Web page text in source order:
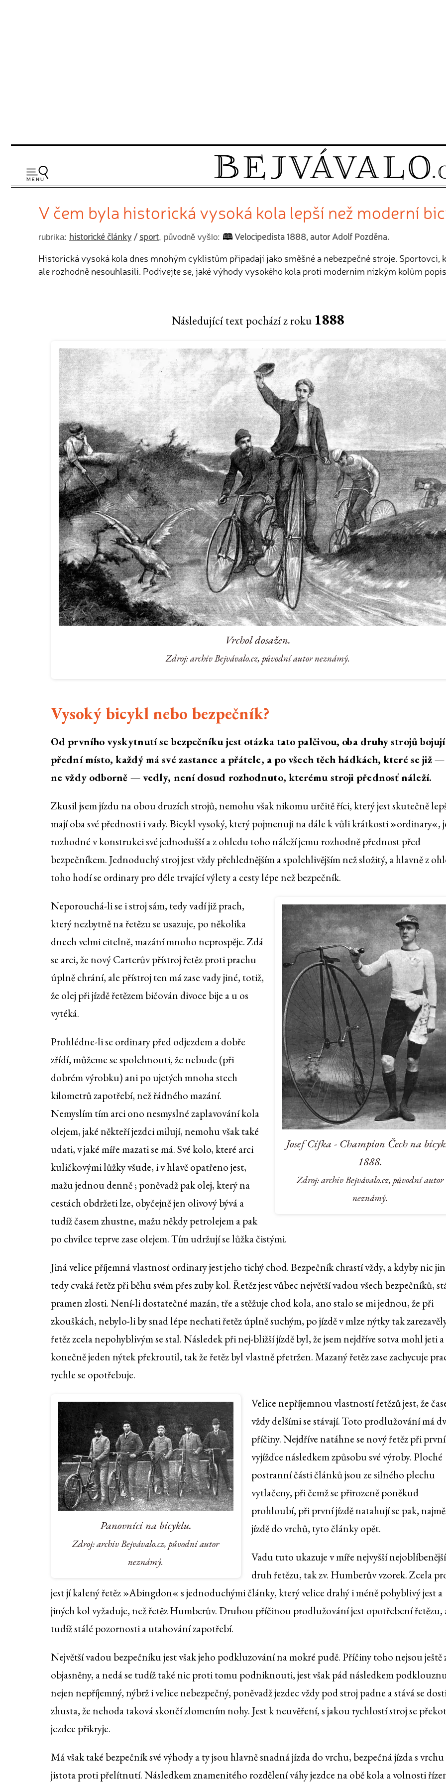
V čem byla historická vysoká kola lepší než moderní
rubrika: historické články/sport, původně vyšlo: Velocipedista 1888, autor Adolf Pozděna.
Historická vysoká kola dnes mnohým cyklistům připadají jako směšné a nebezpečné stroje.
ale rozhodně nesouhlasili. Podívejte se, jaké výhody vysokého kola proti moderním nízkým kolům
Následující text pochází z roku 1888
Vrchol dosažen.
Zdroj: archiv Bejvávalo.cz, původní autor neznámý.
Vysoký bicykl nebo bezpečník?
Od prvního vyskytnutí se bezpečníku jest otázka tato palčivou, oba druhy strojů
přední místo, každý má své zastance a přátele, a po všech těch hádkách, které se již
ne vždy odborně — vedly, není dosud rozhodnuto, kterému stroji přednosť náleží.
Zkusil jsem jízdu na obou druzích strojů, nemohu však nikomu určitě říci, který jest skutečně
mají oba své přednosti i vady. Bicykl vysoký, který pojmenuji na dále k vůli krátkosti »ordinary«,
rozhodné v konstrukci své jednodušší a z ohledu toho náleží jemu rozhodně přednost před
bezpečníkem. Jednoduchý stroj jest vždy přehlednějším a spolehlivějším než složitý, a hlavně z
toho hodí se ordinary pro déle trvající výlety a cesty lépe než bezpečník.
Josef Cífka - Champion Čech na
1888.
Zdroj: archiv Bejvávalo.cz, původní autor
neznámý.
Neporouchá-li se i stroj sám, tedy vadí již prach,
který nezbytně na řetězu se usazuje, po několika
dnech velmi citelně, mazání mnoho neprospěje. Zdá
se arci, že nový Carterův přístroj řetěz proti prachu
úplně chrání, ale přístroj ten má zase vady jiné, totiž,
že olej při jízdě řetězem bičován divoce bije a u os
vytéká.
Prohlédne-li se ordinary před odjezdem a dobře
zřídí, můžeme se spolehnouti, že nebude (při
dobrém výrobku) ani po ujetých mnoha stech
kilometrů zapotřebí, než řádného mazání.
Nemyslím tím arci ono nesmyslné zaplavování kola
olejem, jaké někteří jezdci milují, nemohu však také
udati, v jaké míře mazati se má. Své kolo, které arci
kuličkovými lůžky všude, i v hlavě opatřeno jest,
mažu jednou denně ; poněvadž pak olej, který na
cestách obdržeti lze, obyčejně jen olivový bývá a
tudíž časem zhustne, mažu někdy petrolejem a pak
po chvilce teprve zase olejem. Tím udržují se lůžka čistými.
Jiná velice příjemná vlastnosť ordinary jest jeho tichý chod. Bezpečník chrastí vždy, a kdyby nic
tedy cvaká řetěz při běhu svém přes zuby kol. Řetěz jest vůbec největší vadou všech bezpečníků,
pramen zlosti. Není-li dostatečné mazán, tře a stěžuje chod kola, ano stalo se mi jednou, že při
zkouškách, nebylo-li by snad lépe nechati řetěz úplně suchým, po jízdě v mlze nýtky tak
řetěz zcela nepohyblivým se stal. Následek při nej-bližší jízdě byl, že jsem nejdříve sotva mohl jeti
konečně jeden nýtek překroutil, tak že řetěz byl vlastně přetržen. Mazaný řetěz zase zachycuje
rychle se opotřebuje.
Panovníci na bicyklu.
Zdroj: archiv Bejvávalo.cz, původní autor
neznámý.
Velice nepříjemnou vlastností řetězů jest, že
vždy delšími se stávají. Toto prodlužování má
příčiny. Nejdříve natáhne se nový řetěz při první
vyjížďce následkem způsobu své výroby. Ploché
postranní části článků jsou ze silného plechu
vytlačeny, při čemž se přirozeně poněkud
prohloubí, při první jízdě natahují se pak,
jízdě do vrchů, tyto články opět.
Vadu tuto ukazuje v míře nejvyšší nejoblíbenější
druh řetězu, tak zv. Humberův vzorek. Zcela
jest jí kalený řetěz »Abingdon« s jednoduchými články, který velice drahý i méně pohyblivý jest a
jiných kol vyžaduje, než řetěz Humberův. Druhou příčinou prodlužování jest opotřebení řetězu,
tudíž stálé pozornosti a utahování zapotřebí.
Největší vadou bezpečníku jest však jeho podkluzování na mokré pudě. Příčiny toho nejsou ještě
objasněny, a nedá se tudíž také nic proti tomu podniknouti, jest však pád následkem
nejen nepříjemný, nýbrž i velice nebezpečný, poněvadž jezdec vždy pod stroj padne a stává se
zhusta, že nehoda taková skončí zlomením nohy. Jest k neuvěření, s jakou rychlostí stroj se
jezdce přikryje.
Má však také bezpečník své výhody a ty jsou hlavně snadná jízda do vrchu, bezpečná jízda s vrchu
jistota proti přelítnutí. Následkem znamenitého rozdělení váhy jezdce na obě kola a volnosti